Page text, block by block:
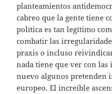
planteamientos
cabreo que la gente tiene
política es tan legítimo
combatir las
praxis o incluso
nada tiene que ver con las
nuevo algunos pretenden
europeo. El increíble